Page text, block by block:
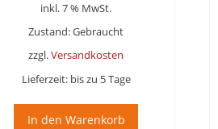
inkl. 7 % MwSt.
Zustand: Gebraucht
zzgl.Versandkosten
Lieferzeit: bis zu 5 Tage
In den Warenkorb